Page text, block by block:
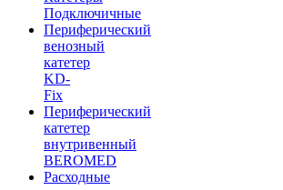
Подключичные
Периферический
венозный
катетер
KD-
Fix
Периферический
катетер
внутривенный
BEROMED
Расходные